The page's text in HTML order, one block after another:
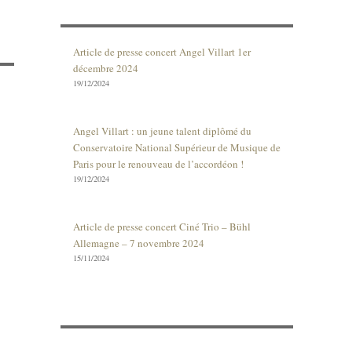
Article de presse concert Angel Villart 1er
décembre 2024
19/12/2024
Angel Villart : un jeune talent diplômé du
Conservatoire National Supérieur de Musique de
Paris pour le renouveau de l’accordéon !
19/12/2024
Article de presse concert Ciné Trio – Bühl
Allemagne – 7 novembre 2024
15/11/2024